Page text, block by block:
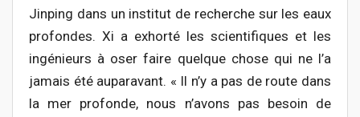
Jinping dans un institut de recherche sur les eaux
profondes. Xi a exhorté les scientifiques et les
ingénieurs à oser faire quelque chose qui ne l’a
jamais été auparavant. « Il n’y a pas de route dans
la mer profonde, nous n’avons pas besoin de